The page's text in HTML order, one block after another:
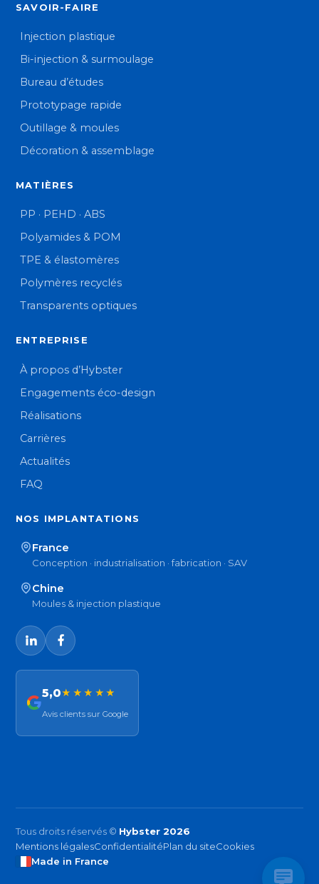
SAVOIR-FAIRE
Injection plastique
Bi-injection & surmoulage
Bureau d’études
Prototypage rapide
Outillage & moules
Décoration & assemblage
MATIÈRES
PP · PEHD · ABS
Polyamides & POM
TPE & élastomères
Polymères recyclés
Transparents optiques
ENTREPRISE
À propos d’Hybster
Engagements éco-design
Réalisations
Carrières
Actualités
FAQ
NOS IMPLANTATIONS
France
Conception · industrialisation · fabrication · SAV
Chine
Moules & injection plastique
5,0★★★★★
Avis clients sur Google
Tous droits réservés © Hybster 2026
Mentions légalesConfidentialitéPlan du siteCookies
Made in France